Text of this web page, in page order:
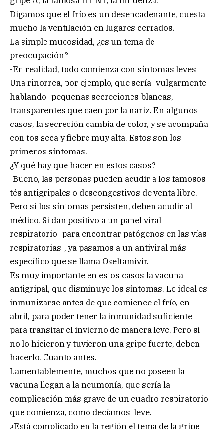
Digamos que el frío es un desencadenante, cuesta
mucho la ventilación en lugares cerrados.
La simple mucosidad, ¿es un tema de
preocupación?
-En realidad, todo comienza con síntomas leves.
Una rinorrea, por ejemplo, que sería -vulgarmente
hablando- pequeñas secreciones blancas,
transparentes que caen por la nariz. En algunos
casos, la secreción cambia de color, y se acompaña
con tos seca y fiebre muy alta. Estos son los
primeros síntomas.
¿Y qué hay que hacer en estos casos?
-Bueno, las personas pueden acudir a los famosos
tés antigripales o descongestivos de venta libre.
Pero si los síntomas persisten, deben acudir al
médico. Si dan positivo a un panel viral
respiratorio -para encontrar patógenos en las vías
respiratorias-, ya pasamos a un antiviral más
específico que se llama Oseltamivir.
Es muy importante en estos casos la vacuna
antigripal, que disminuye los síntomas. Lo ideal es
inmunizarse antes de que comience el frío, en
abril, para poder tener la inmunidad suficiente
para transitar el invierno de manera leve. Pero si
no lo hicieron y tuvieron una gripe fuerte, deben
hacerlo. Cuanto antes.
Lamentablemente, muchos que no poseen la
vacuna llegan a la neumonía, que sería la
complicación más grave de un cuadro respiratorio
que comienza, como decíamos, leve.
¿Está complicado en la región el tema de la gripe